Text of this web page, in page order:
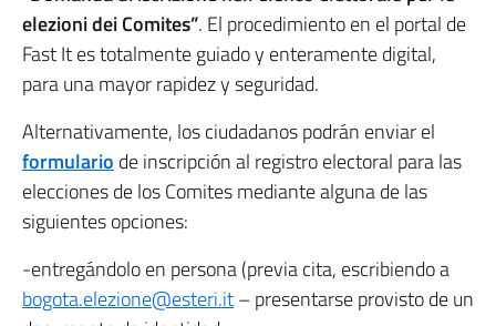
elezioni dei Comites”. El procedimiento en el portal de
Fast It es totalmente guiado y enteramente digital,
para una mayor rapidez y seguridad.
Alternativamente, los ciudadanos podrán enviar el
formulario de inscripción al registro electoral para las
elecciones de los Comites mediante alguna de las
siguientes opciones:
-entregándolo en persona (previa cita, escribiendo a
bogota.elezione@esteri.it– presentarse provisto de un